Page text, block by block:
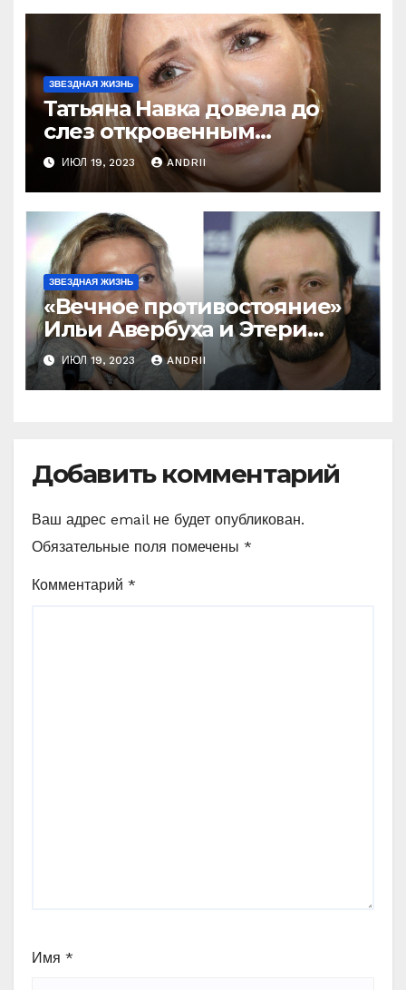
ЗВЕЗДНАЯ ЖИЗНЬ
Татьяна Навка довела до
слез откровенным
признанием об Оксане
Домниной! Ну и ну!
ИЮЛ 19, 2023 ANDRII
ЗВЕЗДНАЯ ЖИЗНЬ
«Вечное противостояние»
Ильи Авербуха и Этери
Тутберидзе. Кто же
«перетянет одеяло» на
себя
ИЮЛ 19, 2023 ANDRII
Добавить комментарий
Ваш адрес email не будет опубликован.
Обязательные поля помечены *
Комментарий *
Имя *